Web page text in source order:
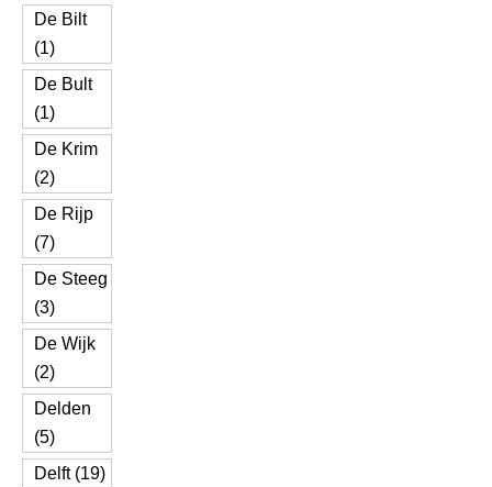
De Bilt
(1)
De Bult
(1)
De Krim
(2)
De Rijp
(7)
De Steeg
(3)
De Wijk
(2)
Delden
(5)
Delft (19)